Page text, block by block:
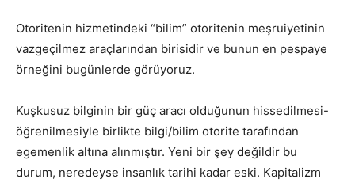
Otoritenin hizmetindeki “bilim” otoritenin meşruiyetinin
vazgeçilmez araçlarından birisidir ve bunun en pespaye
örneğini bugünlerde görüyoruz.
Kuşkusuz bilginin bir güç aracı olduğunun hissedilmesi-
öğrenilmesiyle birlikte bilgi/bilim otorite tarafından
egemenlik altına alınmıştır. Yeni bir şey değildir bu
durum, neredeyse insanlık tarihi kadar eski. Kapitalizm